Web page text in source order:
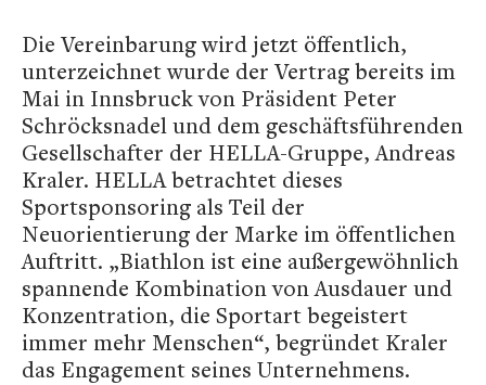
Die Vereinbarung wird jetzt öffentlich,
unterzeichnet wurde der Vertrag bereits im
Mai in Innsbruck von Präsident Peter
Schröcksnadel und dem geschäftsführenden
Gesellschafter der HELLA-Gruppe, Andreas
Kraler. HELLA betrachtet dieses
Sportsponsoring als Teil der
Neuorientierung der Marke im öffentlichen
Auftritt. „Biathlon ist eine außergewöhnlich
spannende Kombination von Ausdauer und
Konzentration, die Sportart begeistert
immer mehr Menschen“, begründet Kraler
das Engagement seines Unternehmens.